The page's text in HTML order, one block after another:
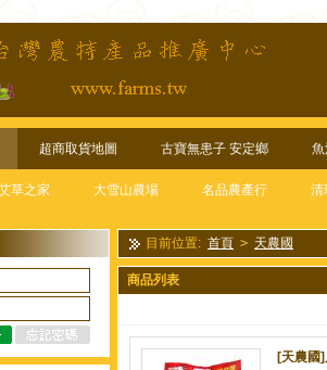
超商取貨地圖 古寶無患子 安定鄉
草之家 大雪山農場 名品農產行 清
目前位置: 首頁 > 天農國
商品列表
[天農國